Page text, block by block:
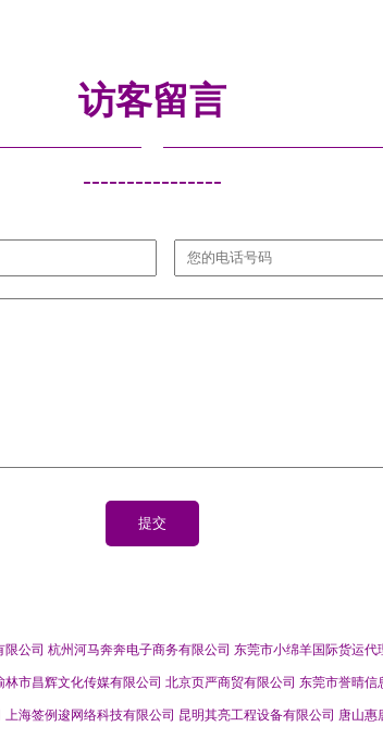
访客留言
----------------
限公司 杭州河马奔奔电子商务有限公司 东莞市小绵羊国际货运代
林市昌辉文化传媒有限公司 北京页严商贸有限公司 东莞市誉晴信
上海签例逡网络科技有限公司 昆明其亮工程设备有限公司 唐山惠